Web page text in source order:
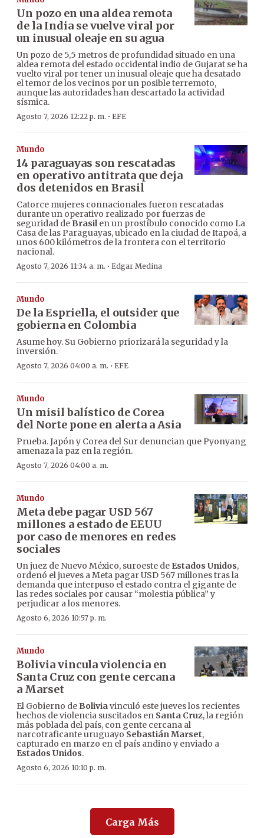
Un pozo en una aldea remota
de la India se vuelve viral por
un inusual oleaje en su agua
Un pozo de 5,5 metros de profundidad situado en una
aldea remota del estado occidental indio de Gujarat se ha
vuelto viral por tener un inusual oleaje que ha desatado
el temor de los vecinos por un posible terremoto,
aunque las autoridades han descartado la actividad
sísmica.
Agosto 7, 2026 12:22 p. m. · EFE
Mundo
14 paraguayas son rescatadas
en operativo antitrata que deja
dos detenidos en Brasil
Catorce mujeres connacionales fueron rescatadas
durante un operativo realizado por fuerzas de
seguridad de Brasilen un prostíbulo conocido como La
Casa de las Paraguayas, ubicado en la ciudad de Itapoá, a
unos 600 kilómetros de la frontera con el territorio
nacional.
Agosto 7, 2026 11:34 a. m. · Edgar Medina
Mundo
De la Espriella, el outsider que
gobierna en Colombia
Asume hoy. Su Gobierno priorizará la seguridad y la
inversión.
Agosto 7, 2026 04:00 a. m. · EFE
Mundo
Un misil balístico de Corea
del Norte pone en alerta a Asia
Prueba. Japón y Corea del Sur denuncian que Pyonyang
amenaza la paz en la región.
Agosto 7, 2026 04:00 a. m.
Mundo
Meta debe pagar USD 567
millones a estado de EEUU
por caso de menores en redes
sociales
Un juez de Nuevo México, suroeste de Estados Unidos,
ordenó el jueves a Meta pagar USD 567 millones tras la
demanda que interpuso el estado contra el gigante de
las redes sociales por causar “molestia pública” y
perjudicar a los menores.
Agosto 6, 2026 10:57 p. m.
Mundo
Bolivia vincula violencia en
Santa Cruz con gente cercana
a Marset
El Gobierno de Boliviavinculó este jueves los recientes
hechos de violencia suscitados en Santa Cruz, la región
más poblada del país, con gente cercana al
narcotraficante uruguayo Sebastián Marset,
capturado en marzo en el país andino y enviado a
Estados Unidos.
Agosto 6, 2026 10:10 p. m.
Carga Más